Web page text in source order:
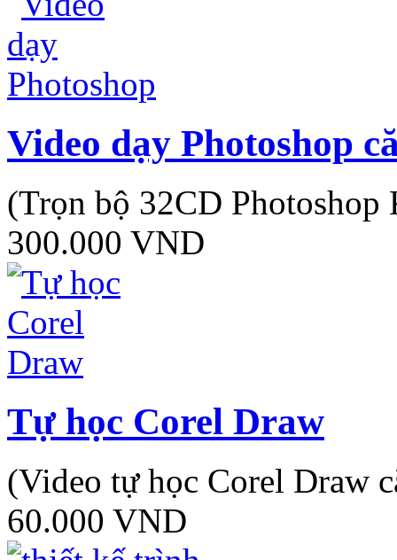
Video dạy Photoshop
(Trọn bộ 32CD
300.000 VND
Tự học Corel Draw
(Video tự học Corel Draw
60.000 VND